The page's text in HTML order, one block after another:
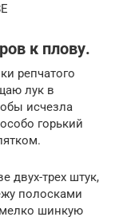
к плову.
репчатого
лук в
исчезла
горький
двух-трех штук,
полосками
мелко шинкую